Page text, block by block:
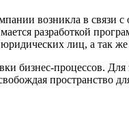
возникла в связи
разработкой
лиц, а так
бизнес-процессов.
пространство